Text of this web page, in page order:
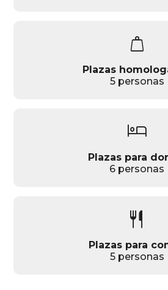
weight
Plazas
5 personas
hotel
Plazas para
6 personas
restaurant
Plazas para
5 personas